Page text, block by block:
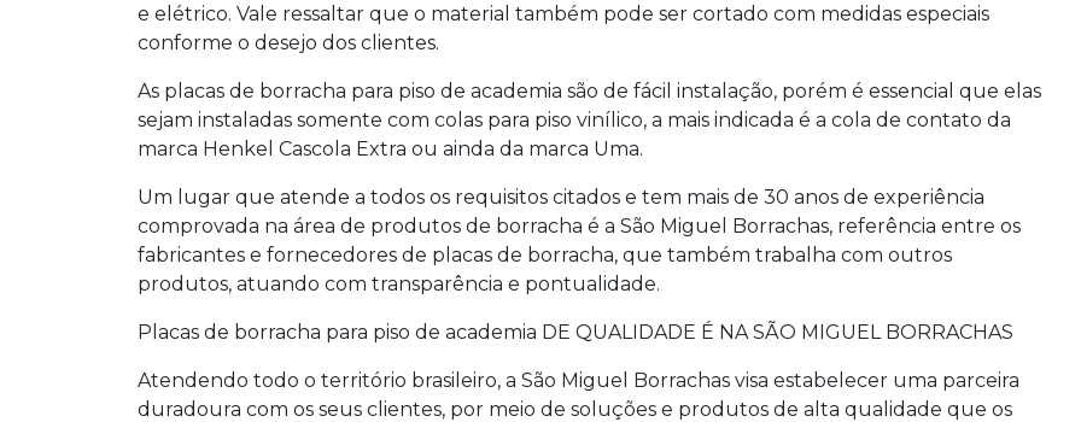
e elétrico. Vale ressaltar que o material também pode ser cortado com medidas especiais
conforme o desejo dos clientes.
As placas de borracha para piso de academia são de fácil instalação, porém é essencial que elas
sejam instaladas somente com colas para piso vinílico, a mais indicada é a cola de contato da
marca Henkel Cascola Extra ou ainda da marca Uma.
Um lugar que atende a todos os requisitos citados e tem mais de 30 anos de experiência
comprovada na área de produtos de borracha é a São Miguel Borrachas, referência entre os
fabricantes e fornecedores de placas de borracha, que também trabalha com outros
produtos, atuando com transparência e pontualidade.
Placas de borracha para piso de academia DE QUALIDADE É NA SÃO MIGUEL BORRACHAS
Atendendo todo o território brasileiro, a São Miguel Borrachas visa estabelecer uma parceira
duradoura com os seus clientes, por meio de soluções e produtos de alta qualidade que os